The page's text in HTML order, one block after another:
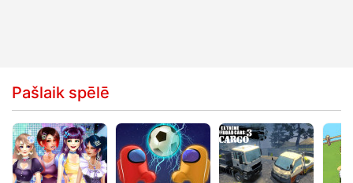
Pašlaik spēlē